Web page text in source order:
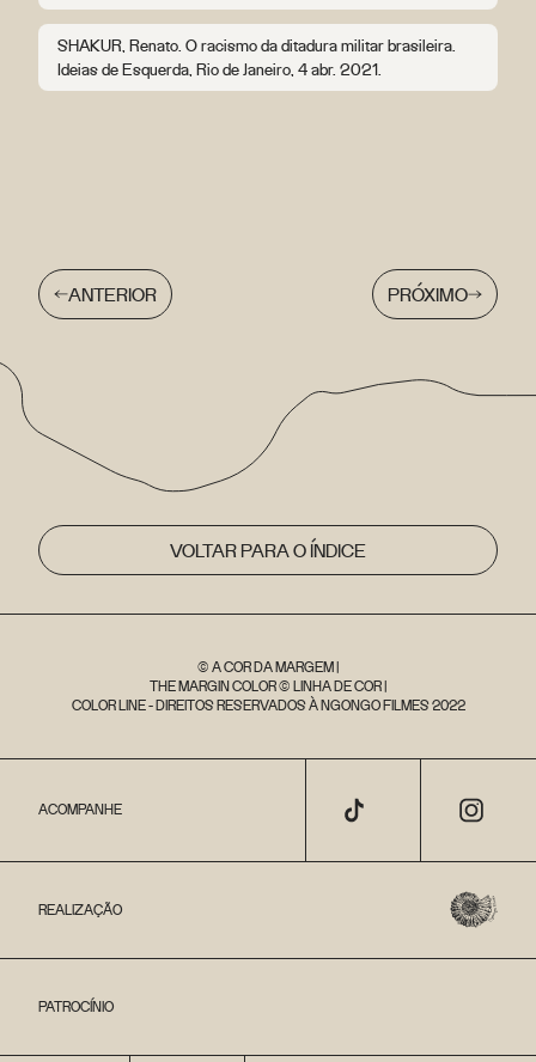
SHAKUR, Renato. O racismo da ditadura militar brasileira.
Ideias de Esquerda, Rio de Janeiro, 4 abr. 2021.
ANTERIOR PRÓXIMO
VOLTAR PARA O ÍNDICE
© A COR DA MARGEM |
THE MARGIN COLOR © LINHA DE COR |
COLOR LINE - DIREITOS RESERVADOS À NGONGO FILMES 2022
ACOMPANHE
REALIZAÇÃO
PATROCÍNIO